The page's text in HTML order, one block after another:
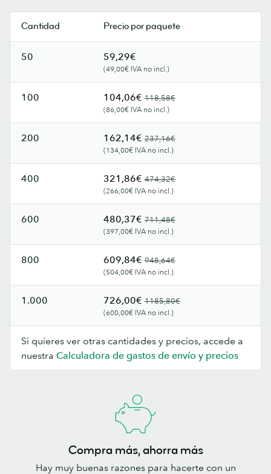
Cantidad Precio por paquete
50 59,29€
(49,00€ IVA no incl.)
100 104,06€ 118,58€
(86,00€ IVA no incl.)
200 162,14€ 237,16€
(134,00€ IVA no incl.)
400 321,86€ 474,32€
(266,00€ IVA no incl.)
600 480,37€ 711,48€
(397,00€ IVA no incl.)
800 609,84€ 948,64€
(504,00€ IVA no incl.)
1.000 726,00€ 1185,80€
(600,00€ IVA no incl.)
Si quieres ver otras cantidades y precios, accede a
nuestra Calculadora de gastos de envío y precios
Compra más, ahorra más
Hay muy buenas razones para hacerte con un